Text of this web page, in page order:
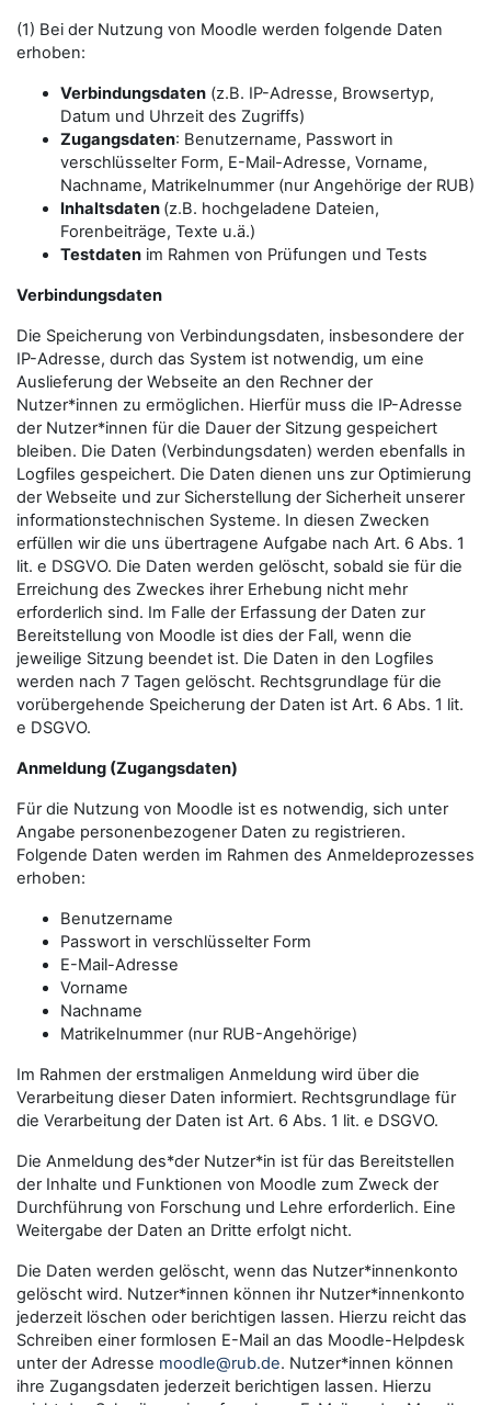
(1) Bei der Nutzung von Moodle werden folgende Daten
erhoben:
Verbindungsdaten (z.B. IP-Adresse, Browsertyp,
Datum und Uhrzeit des Zugriffs)
Zugangsdaten: Benutzername, Passwort in
verschlüsselter Form, E-Mail-Adresse, Vorname,
Nachname, Matrikelnummer (nur Angehörige der RUB)
Inhaltsdaten (z.B. hochgeladene Dateien,
Forenbeiträge, Texte u.ä.)
Testdaten im Rahmen von Prüfungen und Tests
Verbindungsdaten
Die Speicherung von Verbindungsdaten, insbesondere der
IP-Adresse, durch das System ist notwendig, um eine
Auslieferung der Webseite an den Rechner der
Nutzer*innen zu ermöglichen. Hierfür muss die IP-Adresse
der Nutzer*innen für die Dauer der Sitzung gespeichert
bleiben. Die Daten (Verbindungsdaten) werden ebenfalls in
Logfiles gespeichert. Die Daten dienen uns zur Optimierung
der Webseite und zur Sicherstellung der Sicherheit unserer
informationstechnischen Systeme. In diesen Zwecken
erfüllen wir die uns übertragene Aufgabe nach Art. 6 Abs. 1
lit. e DSGVO. Die Daten werden gelöscht, sobald sie für die
Erreichung des Zweckes ihrer Erhebung nicht mehr
erforderlich sind. Im Falle der Erfassung der Daten zur
Bereitstellung von Moodle ist dies der Fall, wenn die
jeweilige Sitzung beendet ist. Die Daten in den Logfiles
werden nach 7 Tagen gelöscht. Rechtsgrundlage für die
vorübergehende Speicherung der Daten ist Art. 6 Abs. 1 lit.
e DSGVO.
Anmeldung (Zugangsdaten)
Für die Nutzung von Moodle ist es notwendig, sich unter
Angabe personenbezogener Daten zu registrieren.
Folgende Daten werden im Rahmen des Anmeldeprozesses
erhoben:
Benutzername
Passwort in verschlüsselter Form
E-Mail-Adresse
Vorname
Nachname
Matrikelnummer (nur RUB-Angehörige)
Im Rahmen der erstmaligen Anmeldung wird über die
Verarbeitung dieser Daten informiert. Rechtsgrundlage für
die Verarbeitung der Daten ist Art. 6 Abs. 1 lit. e DSGVO.
Die Anmeldung des*der Nutzer*in ist für das Bereitstellen
der Inhalte und Funktionen von Moodle zum Zweck der
Durchführung von Forschung und Lehre erforderlich. Eine
Weitergabe der Daten an Dritte erfolgt nicht.
Die Daten werden gelöscht, wenn das Nutzer*innenkonto
gelöscht wird. Nutzer*innen können ihr Nutzer*innenkonto
jederzeit löschen oder berichtigen lassen. Hierzu reicht das
Schreiben einer formlosen E-Mail an das Moodle-Helpdesk
unter der Adresse moodle@rub.de. Nutzer*innen können
ihre Zugangsdaten jederzeit berichtigen lassen. Hierzu